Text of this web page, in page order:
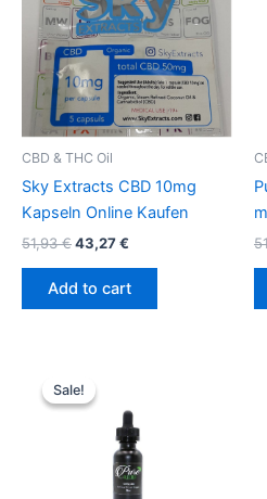
CBD & THC Oil
Sky Extracts CBD 10mg
Kapseln Online Kaufen
51,93€43,27€
Add to cart
Sale!
Sale!price
was:
51,93 €.43,27 €.